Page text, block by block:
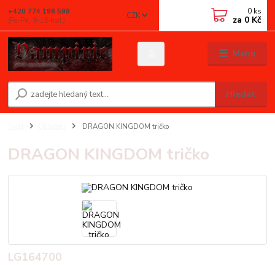
Menu
CZK
Hledat
+420 774 198 598
(Po-Pá, 9-16 hod.)
0 ks
za 0 Kč
DRAGON KINGDOM tričko
DRAGON KINGDOM tričko
LG164700